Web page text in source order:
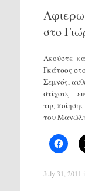
στο
Ακούστε
Γκάτσος
Σεμνός,
στίχους –
της
του
July 31, 2011